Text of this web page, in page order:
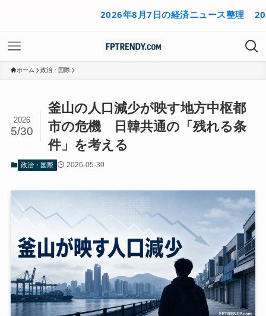
2026年8月7日の経済ニュース整理 2026年8
ホーム 政治・国際
釜山の人口減少が映す地方中枢都
市の危機 日韓共通の「残れる条
件」を考える
2026
5/30
政治・国際 2026-05-30